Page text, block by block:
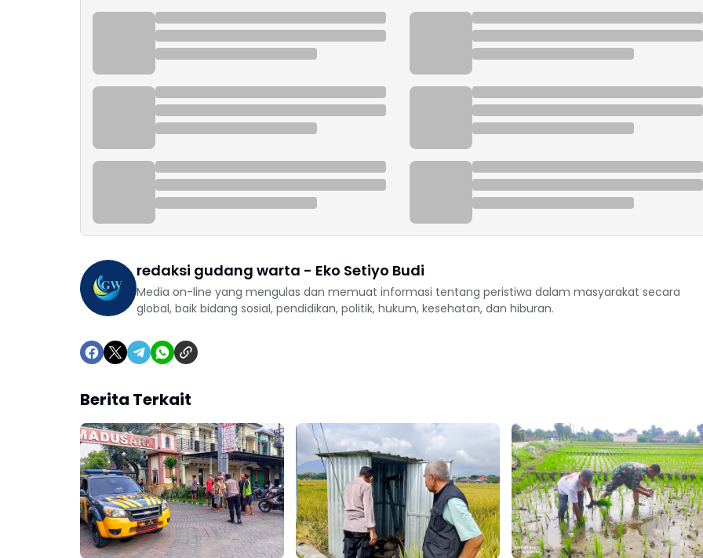
redaksi gudang warta - Eko Setiyo Budi
Media on-line yang mengulas dan memuat informasi tentang peristiwa dalam masyarakat secara
global, baik bidang sosial, pendidikan, politik, hukum, kesehatan, dan hiburan.
Berita Terkait